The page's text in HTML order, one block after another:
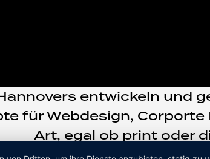
entwickeln und
für Webdesign,
Art, egal ob print oder